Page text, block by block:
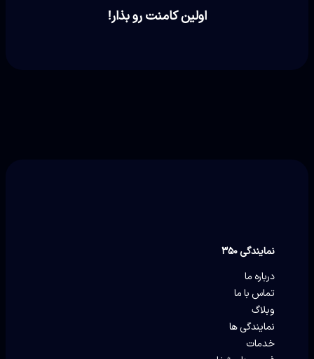
اولین کامنت رو بذار!
نمایندگی ۳۵۰
درباره ما
تماس با ما
وبلاگ
نمایندگی ها
خدمات